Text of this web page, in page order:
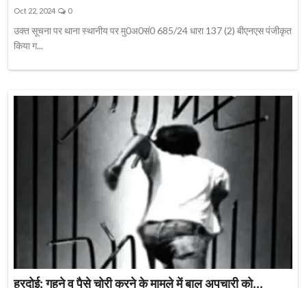
Oct 22, 2024 0
उक्त सूचना पर थाना स्थानीय पर मु0अ0सं0 685/24 धारा 137 (2) बीएनएस पंजीकृत
किया ग...
हरदोई: गहने व पैसे चोरी करने के मामले में बाल अपचारी को...